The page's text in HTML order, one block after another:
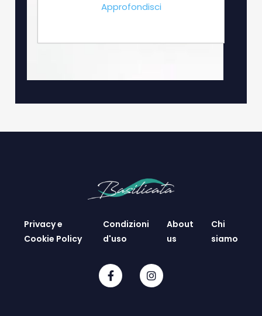
Privacy e
Cookie Policy
Condizioni
d'uso
About
us
Chi
siamo
Approfondisci